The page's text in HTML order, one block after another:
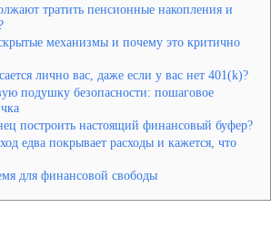
тратить пенсионные накопления и
механизмы и почему это критично
лично вас, даже если у вас нет 401(k)?
подушку безопасности: пошаговое
построить настоящий финансовый буфер?
едва покрывает расходы и кажется, что
для финансовой свободы